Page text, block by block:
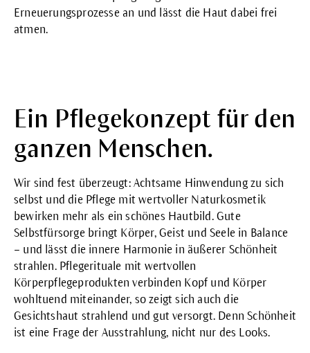
Erneuerungsprozesse an und lässt die Haut dabei frei
atmen.
Ein Pflegekonzept für den
ganzen Menschen.
Wir sind fest überzeugt: Achtsame Hinwendung zu sich
selbst und die Pflege mit wertvoller Naturkosmetik
bewirken mehr als ein schönes Hautbild. Gute
Selbstfürsorge bringt Körper, Geist und Seele in Balance
– und lässt die innere Harmonie in äußerer Schönheit
strahlen. Pflegerituale mit wertvollen
Körperpflegeprodukten verbinden Kopf und Körper
wohltuend miteinander, so zeigt sich auch die
Gesichtshaut strahlend und gut versorgt. Denn Schönheit
ist eine Frage der Ausstrahlung, nicht nur des Looks.